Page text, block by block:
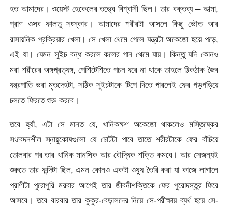
হত আমাদের। ওয়েস্ট হেকেলের তত্ত্বে বিশ্বাসী ছিল। তার বক্তব্য – আত্মা,
প্রাণ ওসব ফালতু সংস্কার। আমাদের শরীরটা আসলে কিছু ভৌত আর
রাসায়নিক প্রক্রিয়ার খেলা। সে খেলা থেমে গেলে যন্ত্রটা অকেজো হয়ে পড়ে,
এই যা। যেমন সুইচ বন্ধ করলে কলের গান থেমে যায়। কিন্তু যদি কোনও
মরা শরীরের অঙ্গপ্রত্যঙ্গ, পেশিটেশিতে পচন ধরে না থাকে তাহলে ঠিকঠাক জৈব
যন্ত্রপাতি ভরা মৃতদেহটা, সঠিক সুইচটাকে টিপে দিতে পারলেই ফের গড়গড়িয়ে
চলতে ফিরতে শুরু করবে।
তবে হ্যাঁ, এটা সে মানত যে, খানিকক্ষণ অকেজো থাকলেও মস্তিষ্কের
সংবেদনশীল স্নায়ুকোষগুলো যে চোটটা পাবে তাতে শরীরটাকে ফের বাঁচিয়ে
তোলবার পর তার খানিক মানসিক আর বৌদ্ধিক শক্তি কমবে। আর সেজন্যই
শুরুতে তার ফন্দিটা ছিল, এমন কোনও একটা ওষুধ তৈরি করা যা কাজে লাগালে
প্রাণীটা পুরোপুরি মরবার আগেই তার জীবনীশক্তিকে ফের পুরোদস্তুর ফিরে
আসবে। তবে বারবার তার কুকুর-বেড়ালদের নিয়ে সে-পরীক্ষায় ব্যর্থ হয়ে সে-